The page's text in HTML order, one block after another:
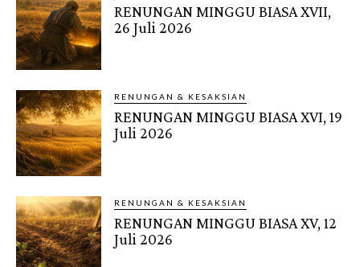
RENUNGAN MINGGU BIASA XVII,
26 Juli 2026
RENUNGAN & KESAKSIAN
RENUNGAN MINGGU BIASA XVI, 19
Juli 2026
RENUNGAN & KESAKSIAN
RENUNGAN MINGGU BIASA XV, 12
Juli 2026